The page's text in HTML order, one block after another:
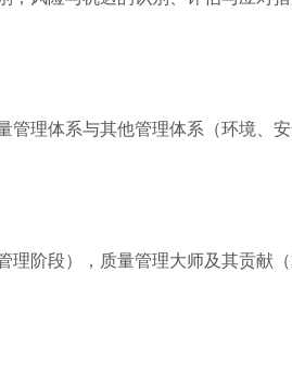
管理体系与其他管理体系（环境、
理阶段），质量管理大师及其贡献